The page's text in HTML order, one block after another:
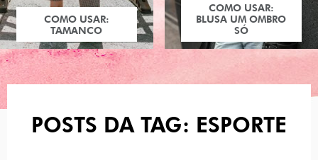
COMO USAR:
TAMANCO
COMO USAR:
BLUSA UM OMBRO
SÓ
POSTS DA TAG: ESPORTE